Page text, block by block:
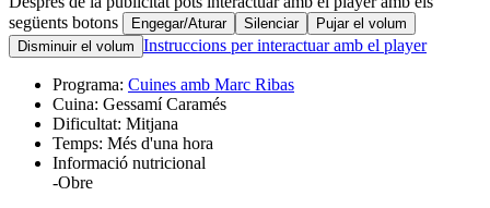
següents botons
Engegar/Aturar Silenciar
Pujar el volum
Disminuir el volum Instruccions per interactuar amb el player
Programa: Cuines amb Marc Ribas
Cuina: Gessamí Caramés
Dificultat: Mitjana
Temps: Més d'una hora
Informació nutricional
-Obre